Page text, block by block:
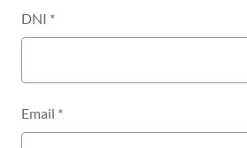
DNI *
Email *